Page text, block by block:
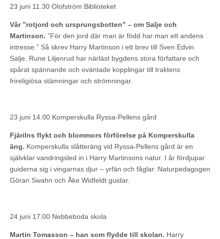
23 juni 11.30 Olofström Biblioteket
Vår ”rotjord och ursprungsbotten” – om Salje och
Martinson. ”För den jord där man är född har man ett andens
intresse.” Så skrev Harry Martinson i ett brev till Sven Edvin
Salje. Rune Liljenrud har närläst bygdens stora författare och
spårat spännande och oväntade kopplingar till traktens
frireligiösa stämningar och strömningar.
23 juni 14.00 Komperskulla Ryssa-Pellens gård
Fjärilns flykt och blommors förförelse på Komperskulla
äng. Komperskulla slåtteräng vid Ryssa-Pellens gård är en
självklar vandringsled in i Harry Martinsons natur. I år fördjupar
guiderna sig i vingarnas djur – yrfän och fåglar. Naturpedagogen
Göran Swahn och Åke Widfeldt guidar.
24 juni 17.00 Nebbeboda skola
Martin Tomasson – han som flydde till skolan. Harry